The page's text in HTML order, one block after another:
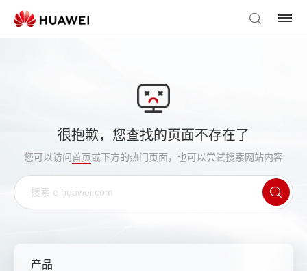
很抱歉，您查找的页面不存在了
您可以访问首页或下方的热门页面，也可以尝试搜索网站内容
产品